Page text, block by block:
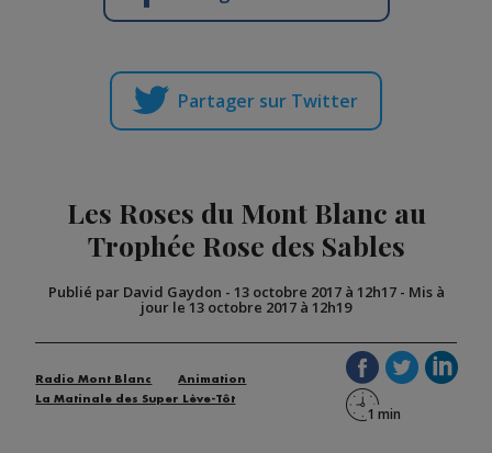
Partager sur Twitter
Les Roses du Mont Blanc au
Trophée Rose des Sables
Publié par David Gaydon - 13 octobre 2017 à 12h17- Mis à
jour le 13 octobre 2017 à 12h19
Radio Mont Blanc
Animation
La Matinale des Super Lève-Tôt